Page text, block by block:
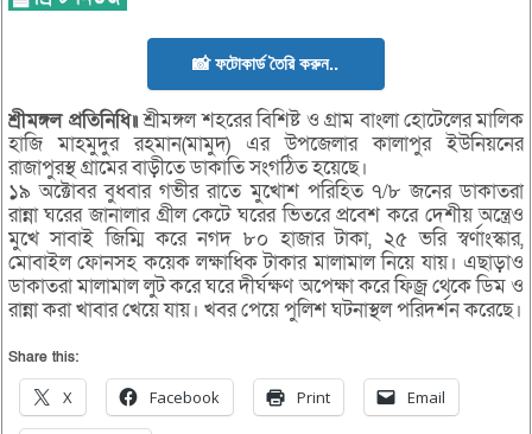
📸 ফটোকার্ড তৈরি করুন..
শ্রীমঙ্গল প্রতিনিধি॥শ্রীমঙ্গল শহরের বিশিষ্ট ও গ্রাম বাংলা হোটেলের মালিক
হাজি মাহমুদুর রহমান(মামুদ) এর উপজেলার কালাপুর ইউনিয়নের
রাজাপুরস্থ গ্রামের বাড়ীতে ডাকাতি সংগঠিত হয়েছে।
১৯ অক্টোবর বুধবার গভীর রাতে মুখোশ পরিহিত ৭/৮ জনের ডাকাতরা
রান্না ঘরের জানালার গ্রীল কেটে ঘরের ভিতরে প্রবেশ করে দেশীয় অন্ত্রেও
মুখে সাবাই জিম্মি করে নগদ ৮০ হাজার টাকা, ২৫ ভরি স্বর্ণাংস্কার,
মোবাইল ফোনসহ কয়েক লক্ষাধিক টাকার মালামাল নিয়ে যায়। এছাড়াও
ডাকাতরা মালামাল লুট করে ঘরে দীর্ঘক্ষণ অপেক্ষা করে ফিজ্র থেকে ডিম ও
রান্না করা খাবার খেয়ে যায়। খবর পেয়ে পুলিশ ঘটনাস্থল পরিদর্শন করেছে।
Share this:
X Facebook Print Email